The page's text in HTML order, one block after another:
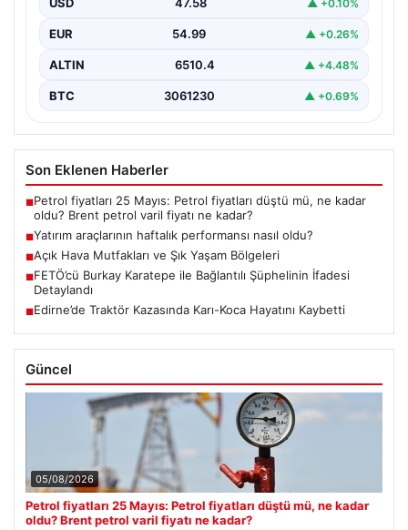
son bir hafta…
USD 47.58 ▲ +0.10%
EUR 54.99 ▲ +0.26%
ALTIN 6510.4 ▲ +4.48%
BTC 3061230 ▲ +0.69%
Son Eklenen Haberler
■Petrol fiyatları 25 Mayıs: Petrol fiyatları düştü mü, ne kadar
oldu? Brent petrol varil fiyatı ne kadar?
■Yatırım araçlarının haftalık performansı nasıl oldu?
■Açık Hava Mutfakları ve Şık Yaşam Bölgeleri
■FETÖ’cü Burkay Karatepe ile Bağlantılı Şüphelinin İfadesi
Detaylandı
■Edirne’de Traktör Kazasında Karı-Koca Hayatını Kaybetti
Güncel
05/08/2026
Petrol fiyatları 25 Mayıs: Petrol fiyatları düştü mü, ne kadar
oldu? Brent petrol varil fiyatı ne kadar?